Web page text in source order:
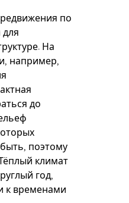
по
На
например,
до
поэтому
климат
год,
к временами